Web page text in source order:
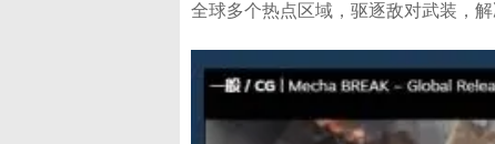
全球多个热点区域，驱逐敌对武装，